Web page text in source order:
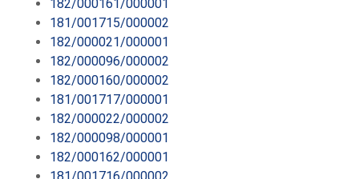
182/000161/000001
181/001715/000002
182/000021/000001
182/000096/000002
182/000160/000002
181/001717/000001
182/000022/000002
182/000098/000001
182/000162/000001
181/001716/000002